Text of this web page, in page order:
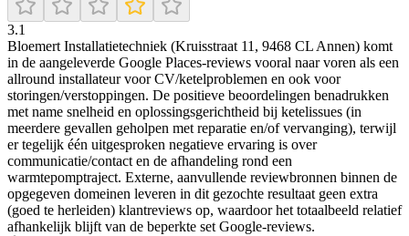
3.1
Bloemert Installatietechniek (Kruisstraat 11, 9468 CL Annen) komt
in de aangeleverde Google Places-reviews vooral naar voren als een
allround installateur voor CV/ketelproblemen en ook voor
storingen/verstoppingen. De positieve beoordelingen benadrukken
met name snelheid en oplossingsgerichtheid bij ketelissues (in
meerdere gevallen geholpen met reparatie en/of vervanging), terwijl
er tegelijk één uitgesproken negatieve ervaring is over
communicatie/contact en de afhandeling rond een
warmtepomptraject. Externe, aanvullende reviewbronnen binnen de
opgegeven domeinen leveren in dit gezochte resultaat geen extra
(goed te herleiden) klantreviews op, waardoor het totaalbeeld relatief
afhankelijk blijft van de beperkte set Google-reviews.